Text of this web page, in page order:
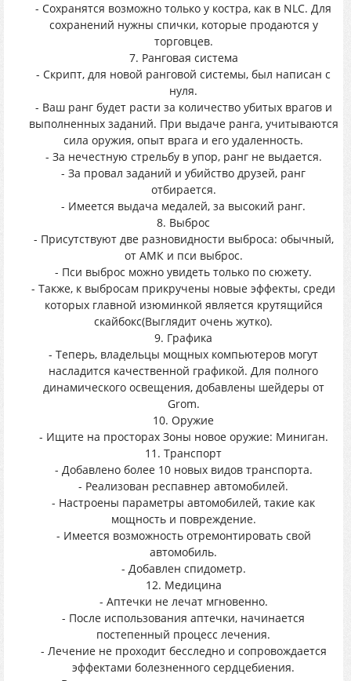
- Сохранятся возможно только у костра, как в NLC. Для
сохранений нужны спички, которые продаются у
торговцев.
7. Ранговая система
- Скрипт, для новой ранговой системы, был написан с
нуля.
- Ваш ранг будет расти за количество убитых врагов и
выполненных заданий. При выдаче ранга, учитываются
сила оружия, опыт врага и его удаленность.
- За нечестную стрельбу в упор, ранг не выдается.
- За провал заданий и убийство друзей, ранг
отбирается.
- Имеется выдача медалей, за высокий ранг.
8. Выброс
- Присутствуют две разновидности выброса: обычный,
от АМК и пси выброс.
- Пси выброс можно увидеть только по сюжету.
- Также, к выбросам прикручены новые эффекты, среди
которых главной изюминкой является крутящийся
скайбокс(Выглядит очень жутко).
9. Графика
- Теперь, владельцы мощных компьютеров могут
насладится качественной графикой. Для полного
динамического освещения, добавлены шейдеры от
Grom.
10. Оружие
- Ищите на просторах Зоны новое оружие: Миниган.
11. Транспорт
- Добавлено более 10 новых видов транспорта.
- Реализован респавнер автомобилей.
- Настроены параметры автомобилей, такие как
мощность и повреждение.
- Имеется возможность отремонтировать свой
автомобиль.
- Добавлен спидометр.
12. Медицина
- Аптечки не лечат мгновенно.
- После использования аптечки, начинается
постепенный процесс лечения.
- Лечение не проходит бесследно и сопровождается
эффектами болезненного сердцебиения.